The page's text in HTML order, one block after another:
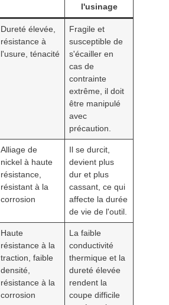
l'usinage
Dureté élevée,
résistance à
l'usure, ténacité
Fragile et
susceptible de
s'écailler en
cas de
contrainte
extrême, il doit
être manipulé
avec
précaution.
Alliage de
nickel à haute
résistance,
résistant à la
corrosion
Il se durcit,
devient plus
dur et plus
cassant, ce qui
affecte la durée
de vie de l'outil.
Haute
résistance à la
traction, faible
densité,
résistance à la
corrosion
La faible
conductivité
thermique et la
dureté élevée
rendent la
coupe difficile